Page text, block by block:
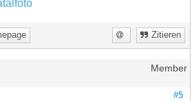
Zitieren
Member
#5